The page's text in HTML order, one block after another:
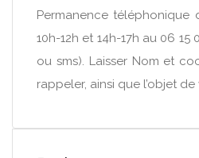
Permanence téléphonique
10h-12h et 14h-17h au 06
ou sms). Laisser Nom et
rappeler, ainsi que l’objet